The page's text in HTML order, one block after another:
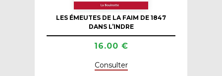
LES ÉMEUTES DE LA FAIM DE 1847
DANS L’INDRE
16.00 €
Consulter